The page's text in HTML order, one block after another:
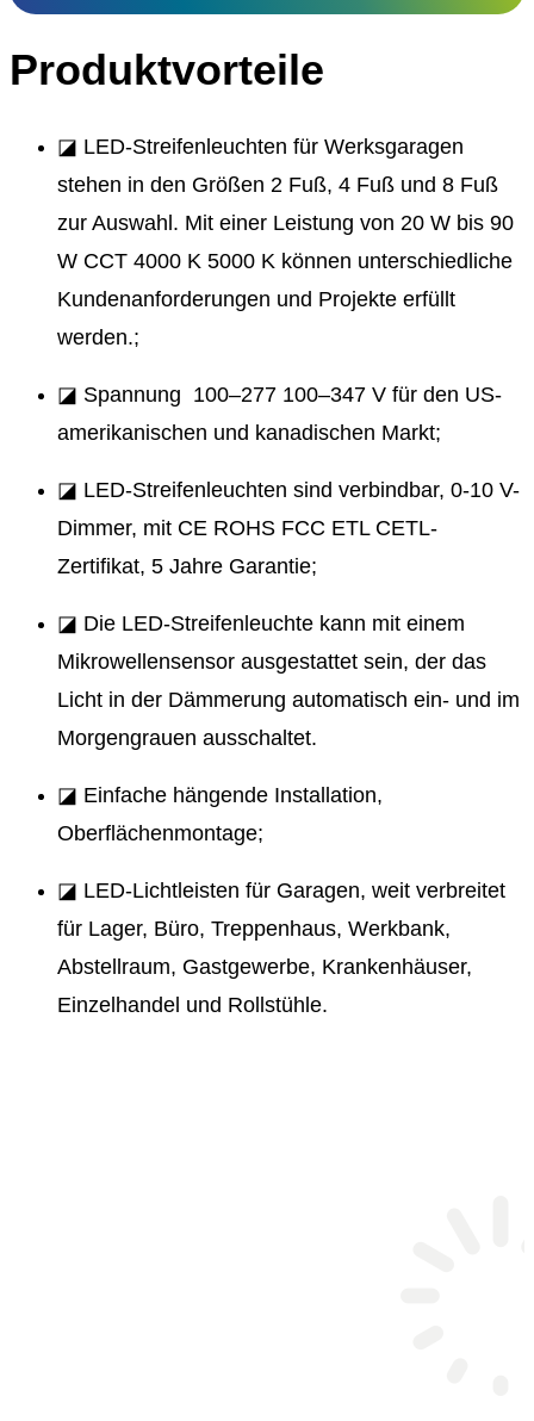
Produktvorteile
◪ LED-Streifenleuchten für Werksgaragen
stehen in den Größen 2 Fuß, 4 Fuß und 8 Fuß
zur Auswahl. Mit einer Leistung von 20 W bis 90
W CCT 4000 K 5000 K können unterschiedliche
Kundenanforderungen und Projekte erfüllt
werden.;
◪ Spannung 100–277 100–347 V für den US-
amerikanischen und kanadischen Markt;
◪ LED-Streifenleuchten sind verbindbar, 0-10 V-
Dimmer, mit CE ROHS FCC ETL CETL-
Zertifikat, 5 Jahre Garantie;
◪ Die LED-Streifenleuchte kann mit einem
Mikrowellensensor ausgestattet sein, der das
Licht in der Dämmerung automatisch ein- und im
Morgengrauen ausschaltet.
◪ Einfache hängende Installation,
Oberflächenmontage;
◪ LED-Lichtleisten für Garagen, weit verbreitet
für Lager, Büro, Treppenhaus, Werkbank,
Abstellraum, Gastgewerbe, Krankenhäuser,
Einzelhandel und Rollstühle.